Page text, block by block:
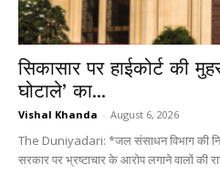
सिकासार पर हाईकोर्ट की
घोटाले’ का...
Vishal Khanda - August 6, 2026
The Duniyadari: *जल संसाधन विभाग की
सरकार पर भ्रष्टाचार के आरोप लगाने वालों की